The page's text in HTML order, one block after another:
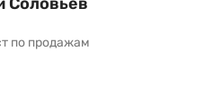
по продажам